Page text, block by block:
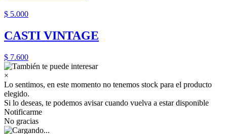
$ 5.000
CASTI VINTAGE
$ 7.600
×
Lo sentimos, en este momento no tenemos stock para el producto
elegido.
Si lo deseas, te podemos avisar cuando vuelva a estar disponible
Notificarme
No gracias